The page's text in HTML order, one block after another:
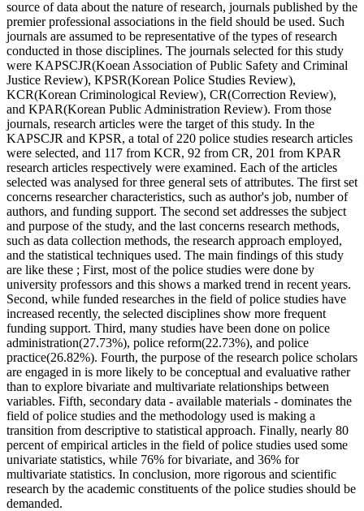
source of data about the nature of research, journals published by the
premier professional associations in the field should be used. Such
journals are assumed to be representative of the types of research
conducted in those disciplines. The journals selected for this study
were KAPSCJR(Koean Association of Public Safety and Criminal
Justice Review), KPSR(Korean Police Studies Review),
KCR(Korean Criminological Review), CR(Correction Review),
and KPAR(Korean Public Administration Review). From those
journals, research articles were the target of this study. In the
KAPSCJR and KPSR, a total of 220 police studies research articles
were selected, and 117 from KCR, 92 from CR, 201 from KPAR
research articles respectively were examined. Each of the articles
selected was analysed for three general sets of attributes. The first set
concerns researcher characteristics, such as author's job, number of
authors, and funding support. The second set addresses the subject
and purpose of the study, and the last concerns research methods,
such as data collection methods, the research approach employed,
and the statistical techniques used. The main findings of this study
are like these ; First, most of the police studies were done by
university professors and this shows a marked trend in recent years.
Second, while funded researches in the field of police studies have
increased recently, the selected disciplines show more frequent
funding support. Third, many studies have been done on police
administration(27.73%), police reform(22.73%), and police
practice(26.82%). Fourth, the purpose of the research police scholars
are engaged in is more likely to be conceptual and evaluative rather
than to explore bivariate and multivariate relationships between
variables. Fifth, secondary data - available materials - dominates the
field of police studies and the methodology used is making a
transition from descriptive to statistical approach. Finally, nearly 80
percent of empirical articles in the field of police studies used some
univariate statistics, while 76% for bivariate, and 36% for
multivariate statistics. In conclusion, more rigorous and scientific
research by the academic constituents of the police studies should be
demanded.